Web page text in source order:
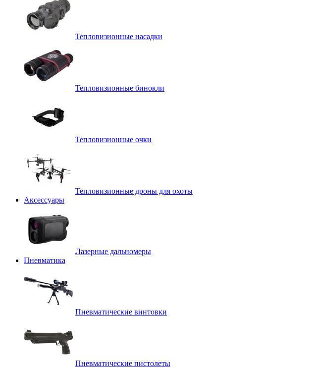
Тепловизионные насадки
Тепловизионные бинокли
Тепловизионные очки
Тепловизионные дроны для охоты
Аксессуары
Лазерные дальномеры
Пневматика
Пневматические винтовки
Пневматические пистолеты